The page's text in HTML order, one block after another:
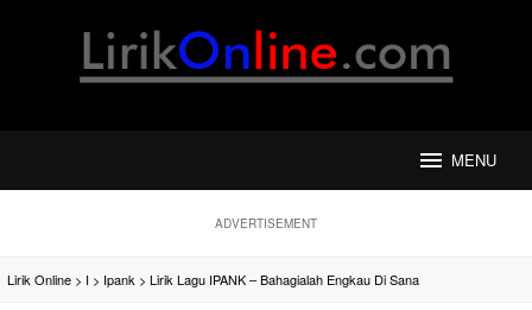
MENU
ADVERTISEMENT
Lirik Online > I > Ipank > Lirik Lagu IPANK – Bahagialah Engkau Di Sana